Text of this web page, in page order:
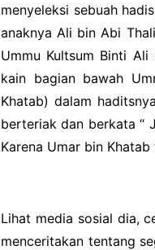
menyeleksi sebuah
anaknya Ali bin Abi
Ummu Kultsum Binti
kain bagian bawah
Khatab) dalam
berteriak dan berkata “
Karena Umar bin
Lihat media sosial dia,
menceritakan tentang